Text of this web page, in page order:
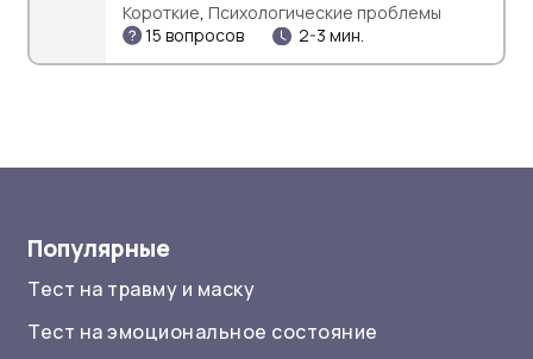
Короткие, Психологические проблемы
15 вопросов
2-3 мин.
Популярные
Тест на травму и маску
Тест на эмоциональное состояние